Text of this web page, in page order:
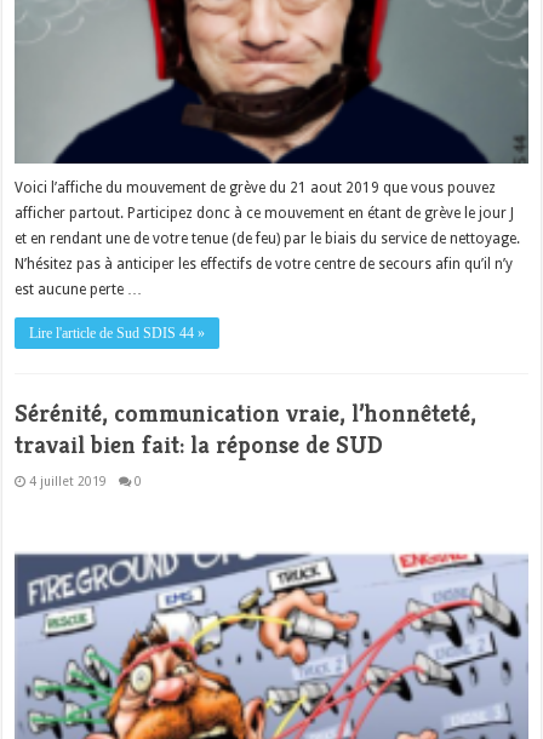
Voici l’affiche du mouvement de grève du 21 aout 2019 que vous pouvez
afficher partout. Participez donc à ce mouvement en étant de grève le jour J
et en rendant une de votre tenue (de feu) par le biais du service de nettoyage.
N’hésitez pas à anticiper les effectifs de votre centre de secours afin qu’il n’y
est aucune perte …
Lire l'article de Sud SDIS 44 »
Sérénité, communication vraie, l’honnêteté,
travail bien fait: la réponse de SUD
4 juillet 2019 0